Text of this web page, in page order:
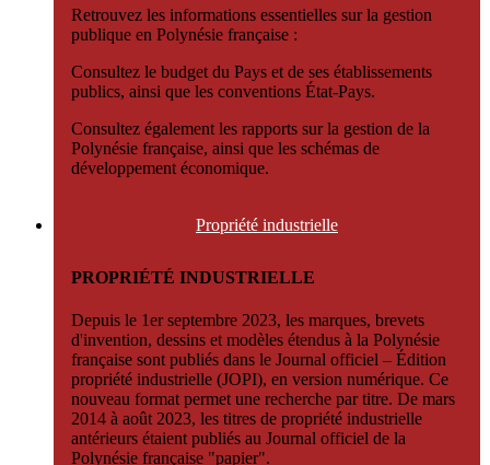
Retrouvez les informations essentielles sur la gestion
publique en Polynésie française :
Consultez le budget du Pays et de ses établissements
publics, ainsi que les conventions État-Pays.
Consultez également les rapports sur la gestion de la
Polynésie française, ainsi que les schémas de
développement économique.
Propriété industrielle
PROPRIÉTÉ INDUSTRIELLE
Depuis le 1er septembre 2023, les marques, brevets
d'invention, dessins et modèles étendus à la Polynésie
française sont publiés dans le Journal officiel – Édition
propriété industrielle (JOPI), en version numérique. Ce
nouveau format permet une recherche par titre. De mars
2014 à août 2023, les titres de propriété industrielle
antérieurs étaient publiés au Journal officiel de la
Polynésie française "papier".